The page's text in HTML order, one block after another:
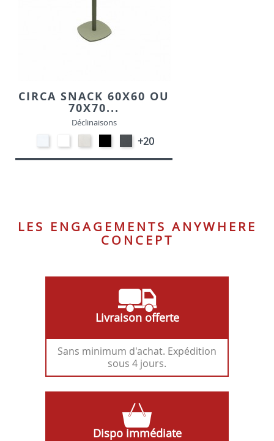
CIRCA SNACK 60X60 OU
70X70...
Déclinaisons
HP90
-
BLANCHP93
-
-
NOIR
EP72
-
GRAPHITE
+20
LES ENGAGEMENTS ANYWHERE
CONCEPT
Livraison offerte
Sans minimum d'achat. Expédition
sous 4 jours.
Dispo immédiate